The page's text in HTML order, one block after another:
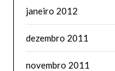
janeiro 2012
dezembro 2011
novembro 2011